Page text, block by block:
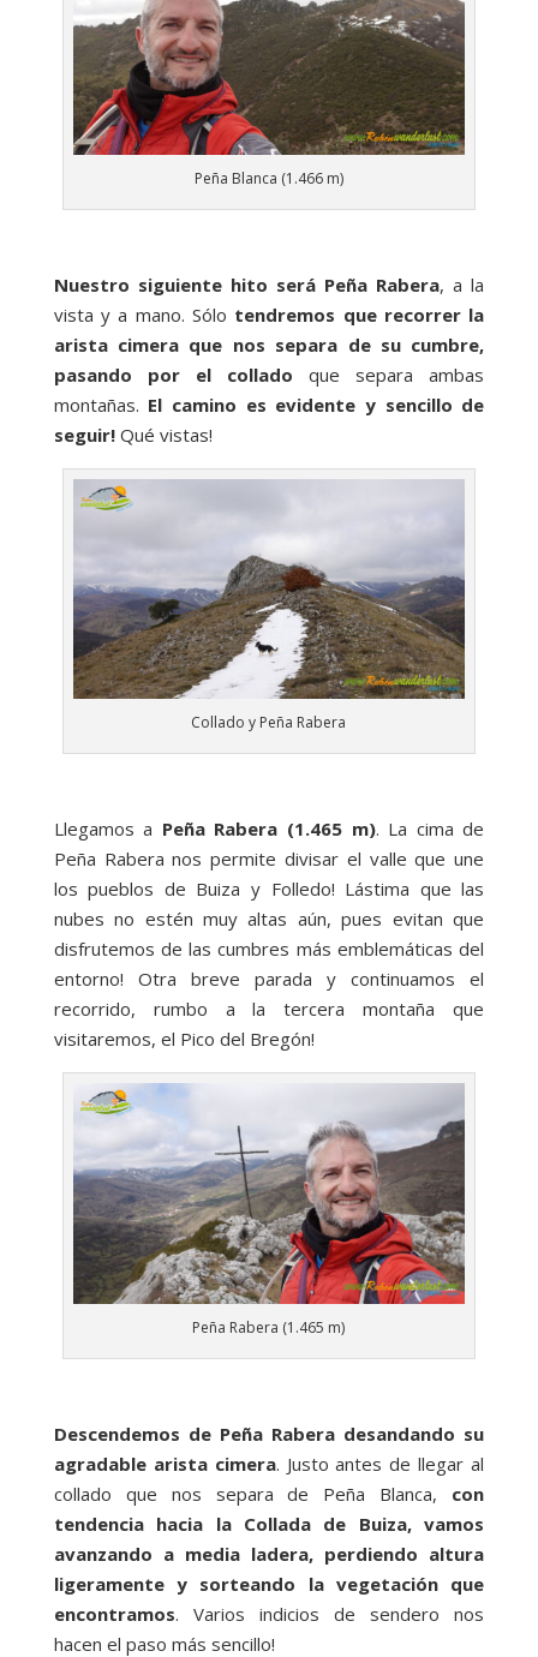
Peña Blanca (1.466 m)
Nuestro siguiente hito será Peña Rabera, a la
vista y a mano. Sólo tendremos que recorrer la
arista cimera que nos separa de su cumbre,
pasando por el collado que separa ambas
montañas. El camino es evidente y sencillo de
seguir!Qué vistas!
Collado y Peña Rabera
Llegamos a Peña Rabera (1.465 m). La cima de
Peña Rabera nos permite divisar el valle que une
los pueblos de Buiza y Folledo! Lástima que las
nubes no estén muy altas aún, pues evitan que
disfrutemos de las cumbres más emblemáticas del
entorno! Otra breve parada y continuamos el
recorrido, rumbo a la tercera montaña que
visitaremos, el Pico del Bregón!
Peña Rabera (1.465 m)
Descendemos de Peña Rabera desandando su
agradable arista cimera. Justo antes de llegar al
collado que nos separa de Peña Blanca, con
tendencia hacia la Collada de Buiza, vamos
avanzando a media ladera, perdiendo altura
ligeramente y sorteando la vegetación que
encontramos. Varios indicios de sendero nos
hacen el paso más sencillo!